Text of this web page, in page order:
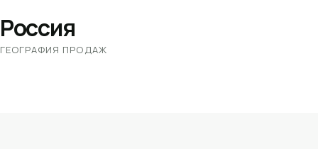
Россия
ГЕОГРАФИЯ ПРОДАЖ